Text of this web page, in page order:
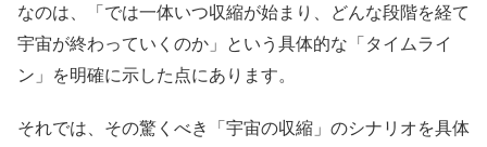
なのは、「では一体いつ収縮が始まり、どんな段階を経て
宇宙が終わっていくのか」という具体的な「タイムライ
ン」を明確に示した点にあります。
それでは、その驚くべき「宇宙の収縮」のシナリオを具体